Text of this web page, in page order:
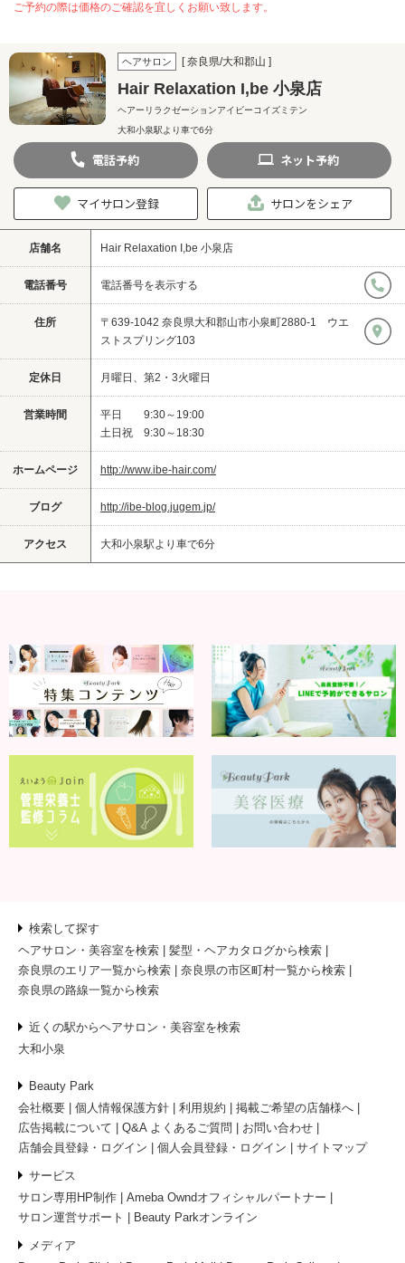
ご予約の際は価格のご確認を宜しくお願い致します。
ヘアサロン [ 奈良県/大和郡山 ]
Hair Relaxation I,be 小泉店
ヘアーリラクゼーションアイビーコイズミテン
大和小泉駅より車で6分
電話予約 ネット予約
マイサロン登録 サロンをシェア
店舗名 Hair Relaxation I,be 小泉店
電話番号 電話番号を表示する
住所
〒639-1042 奈良県大和郡山市小泉町2880-1 ウエ
ストスプリング103
定休日 月曜日、第2・3火曜日
営業時間
平日 9:30～19:00
土日祝 9:30～18:30
ホームページ http://www.ibe-hair.com/
ブログ http://ibe-blog.jugem.jp/
アクセス 大和小泉駅より車で6分
検索して探す
ヘアサロン・美容室を検索
髪型・ヘアカタログから検索
奈良県のエリア一覧から検索
奈良県の市区町村一覧から検索
奈良県の路線一覧から検索
近くの駅からヘアサロン・美容室を検索
大和小泉
Beauty Park
会社概要
個人情報保護方針 利用規約
掲載ご希望の店舗様へ
広告掲載について
Q&A よくあるご質問
お問い合わせ
店舗会員登録・ログイン
個人会員登録・ログイン サイトマップ
サービス
サロン専用HP制作
Ameba Owndオフィシャルパートナー
サロン運営サポート
Beauty Parkオンライン
メディア